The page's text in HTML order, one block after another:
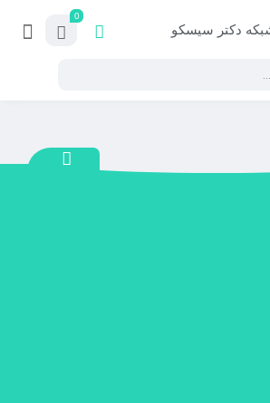
دکتر سیسکو
0